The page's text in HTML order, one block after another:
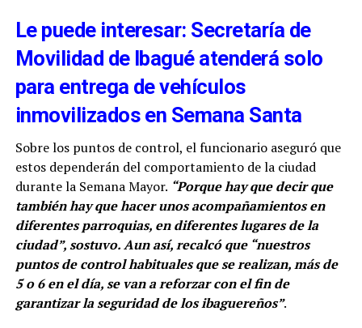
Le puede interesar: Secretaría de
Movilidad de Ibagué atenderá solo
para entrega de vehículos
inmovilizados en Semana Santa
Sobre los puntos de control, el funcionario aseguró que
estos dependerán del comportamiento de la ciudad
durante la Semana Mayor. “Porque hay que decir que
también hay que hacer unos acompañamientos en
diferentes parroquias, en diferentes lugares de la
ciudad”, sostuvo. Aun así, recalcó que “nuestros
puntos de control habituales que se realizan, más de
5 o 6 en el día, se van a reforzar con el fin de
garantizar la seguridad de los ibaguereños”.